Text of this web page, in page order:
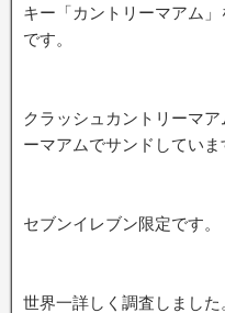
キー「カントリーマアム
です。
クラッシュカントリーマ
ーマアムでサンドしていま
セブンイレブン限定です。
世界一詳しく調査しました